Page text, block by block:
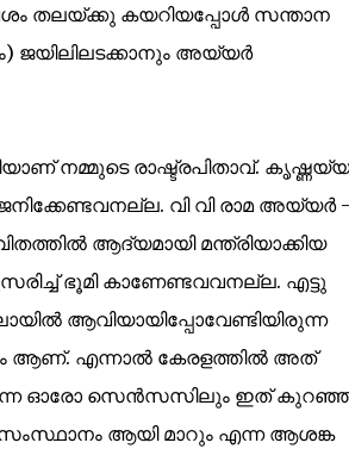
തലയ്ക്കു കയറിയപ്പോള്‍ സന്താന
ജയിലിലടക്കാനും അയ്യര്‍
നമ്മുടെ രാഷ്ട്രപിതാവ്.
വി വി രാമ അയ്യര്‍ -
ആദ്യമായി മന്ത്രിയാക്കിയ
ഭൂമി കാണേണ്ടവവനല്ല. എട്ടു
ആവിയായിപ്പോവേണ്ടിയിരുന്ന
ആണ്. എന്നാല്‍ കേരളത്തില്‍ അത്
ഓരോ സെന്‍സസിലും ഇത്
ആയി മാറും എന്ന ആശങ്ക